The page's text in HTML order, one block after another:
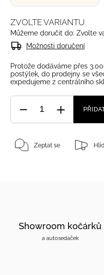
ZVOLTE VARIANTU
Můžeme doručit do: Zvolte
Možnosti doručení
Protože dodáváme přes
postýlek, do prodejny se
expedujeme z centrálního
Zeptat se
Showroom kočárků
a autosedaček